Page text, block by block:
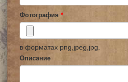
Фотография *
в форматах png,jpeg,jpg.
Описание